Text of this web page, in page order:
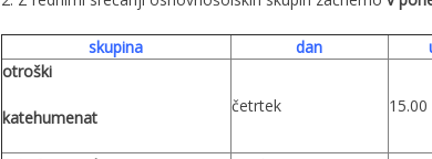
skupina dan
otroški
katehumenat
četrtek 15.00